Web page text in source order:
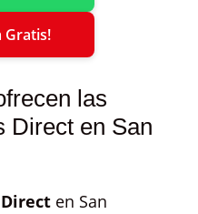
Gratis!
las
Direct en San
en San